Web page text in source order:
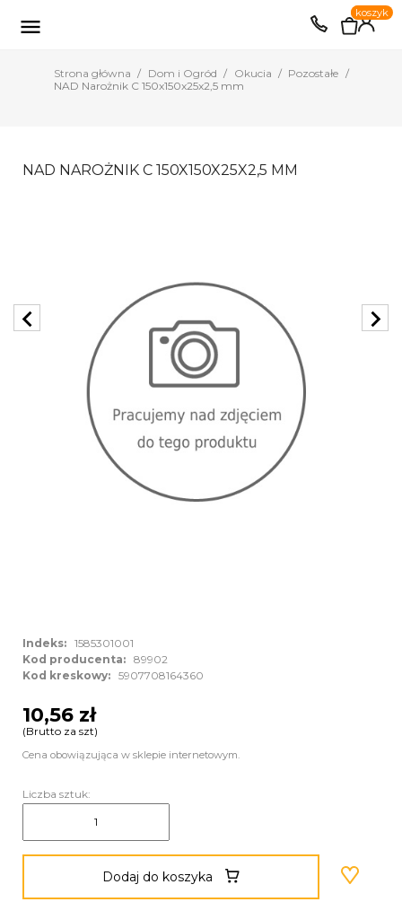
EUR PLN

0
koszyk
Strona główna Dom i Ogród Okucia
Pozostałe
NAD Narożnik C 150x150x25x2,5 mm
NAD NAROŻNIK C 150X150X25X2,5 MM
chevron_left chevron_right
Indeks: 1585301001
Kod producenta: 89902
Kod kreskowy: 5907708164360
10,56 zł
(Brutto za szt)
Cena obowiązująca w sklepie internetowym.
Liczba sztuk:
Dodaj do koszyka